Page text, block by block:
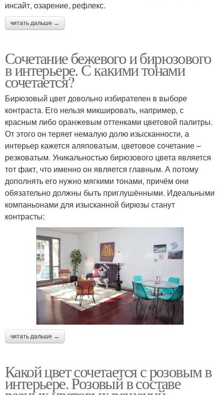
инсайт, озарение, рефлекс.
читать дальше →
Сочетание бежевого и бирюзового
в интерьере. С какими тонами
сочетается?
Бирюзовый цвет довольно избирателен в выборе
контраста. Его нельзя микшировать, например, с
красным либо оранжевым оттенками цветовой палитры.
От этого он теряет немалую долю изысканности, а
интерьер кажется аляповатым, цветовое сочетание –
резковатым. Уникальностью бирюзового цвета является
тот факт, что именно он является главным. А потому
дополнять его нужно мягкими тонами, причём они
обязательно должны быть приглушёнными. Идеальными
компаньонами для изысканной бирюзы станут
контрасты:
читать дальше →
Какой цвет сочетается с розовым в
интерьере. Розовый в составе